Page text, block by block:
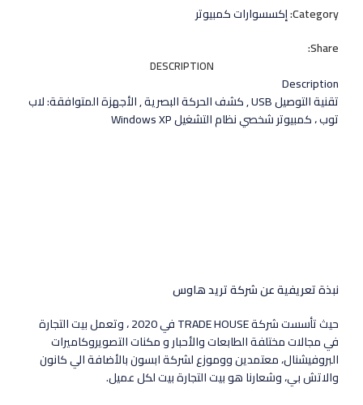
Category: إكسسوارات كمبيوتر
Share:
DESCRIPTION
Description
تقنية التوصيل USB , كشف الحركة البصرية , الأجهزة المتوافقة: لاب
توب ، كمبيوتر شخصي نظام التشغيل Windows XP
نبذة تعريفية عن شركة تريد هاوس
حيث تأسست شركة TRADE HOUSE في 2020 ، وتعمل بيت التجارة
في مجالات مختلفة الطابعات والأحبار و مكنات التصويروكاميرات
البروفيشنال، معتمدين ووموزع لشركة ابسون بالأضافة الي كانون
والاتش بي، وشعارنا هو بيت التجارة بيت لكل عميل.